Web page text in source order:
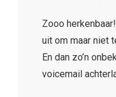
Zooo
uit om maar niet
En dan zo’n
voicemail